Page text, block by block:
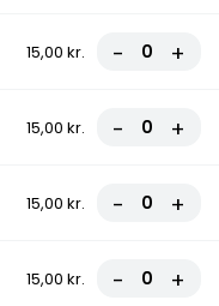
15,00 kr. - +
15,00 kr. - +
15,00 kr. - +
15,00 kr. - +